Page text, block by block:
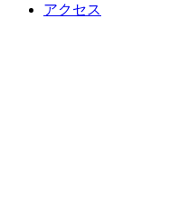
アクセス